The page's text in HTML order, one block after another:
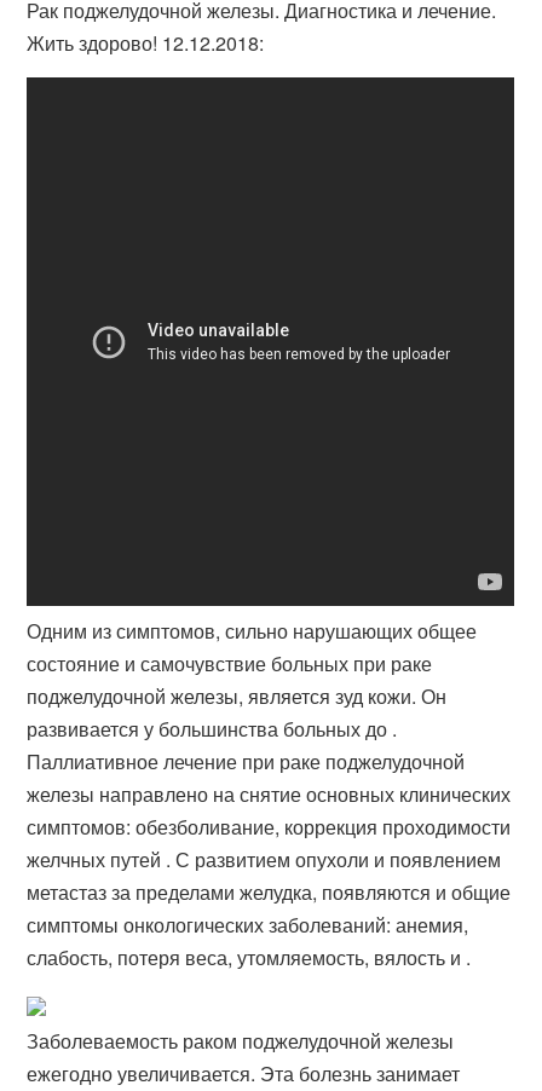
Рак поджелудочной железы. Диагностика и лечение.
Жить здорово! 12.12.2018:
Одним из симптомов, сильно нарушающих общее
состояние и самочувствие больных при раке
поджелудочной железы, является зуд кожи. Он
развивается у большинства больных до .
Паллиативное лечение при раке поджелудочной
железы направлено на снятие основных клинических
симптомов: обезболивание, коррекция проходимости
желчных путей . С развитием опухоли и появлением
метастаз за пределами желудка, появляются и общие
симптомы онкологических заболеваний: анемия,
слабость, потеря веса, утомляемость, вялость и .
Заболеваемость раком поджелудочной железы
ежегодно увеличивается. Эта болезнь занимает